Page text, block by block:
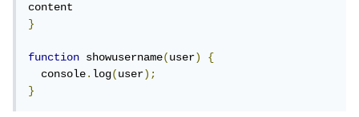
}
function showusername(user)
{
  console
.log(user);
}